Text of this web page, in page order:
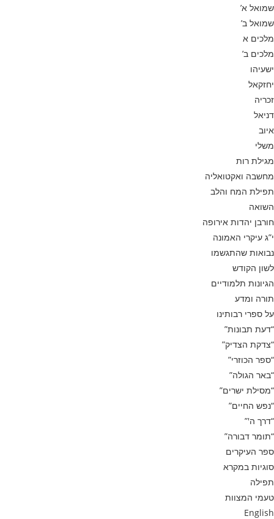
שמואל א’
שמואל ב’
מלכים א
מלכים ב’
ישעיהו
יחזקאל
זכריה
דניאל
איוב
משלי
מגילת רות
מחשבה ואקטואליה
תפילת המח והלב
השואה
חורבן יהדות אירופה
י”ג עיקרי האמונה
נבואות שהתגשמו
לשון הקודש
הגיונות תלמודיים
תורה ומדע
על ספרי רבותינו
“דעת תבונות”
“צדקת הצדיק”
“ספר הכוזרי”
“באר הגולה”
“מסילת ישרים”
“נפש החיים”
“דרך ה'”
“תומר דבורה”
ספר העיקרים
סוגיות במקרא
תפילה
טעמי המצוות
English